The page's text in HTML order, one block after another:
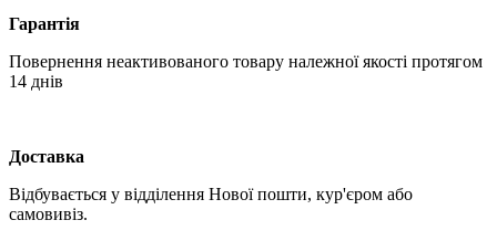
Гарантія
Повернення неактивованого товару належної якості протягом
14 днів
Доставка
Відбувається у відділення Нової пошти, кур'єром або
самовивіз.